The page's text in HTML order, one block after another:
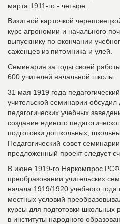
марта 1911-го - четыре.
Визитной карточкой
курс агрономии и начального
выпускнику по окончании
саженцев из питомника и улей.
Семинария за годы своей
600 учителей начальной школы.
31 мая 1919 года
учительской семинарии
педагогических учебных
создание единого
подготовки дошкольных,
Педагогический совет
предложенный проект следует
В июне 1919-го Наркомпрос
преобразовании учительских
начала 1919/1920 учебного
местных условий
курсы для подготовки школьных
в институты народного